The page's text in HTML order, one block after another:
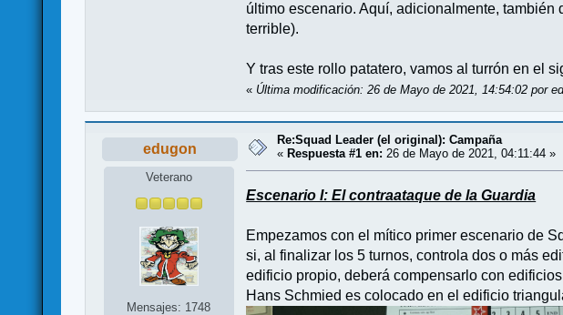
último escenario. Aquí, adicionalmente,
terrible).
Y tras este rollo patatero, vamos al turrón en el
« Última modificación: 26 de Mayo de 2021, 14:54:02 por
edugon
Veterano
Mensajes: 1748
Re:Squad Leader (el original): Campaña
«Respuesta #1 en: 26 de Mayo de 2021, 04:11:44 »
Escenario I: El contraataque de la Guardia
Empezamos con el mítico primer escenario de
si, al finalizar los 5 turnos, controla dos o más
edificio propio, deberá compensarlo con
Hans Schmied es colocado en el edificio